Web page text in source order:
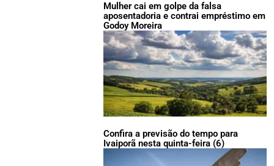
Mulher cai em golpe da falsa
aposentadoria e contrai empréstimo em
Godoy Moreira
Confira a previsão do tempo para
Ivaiporã nesta quinta-feira (6)